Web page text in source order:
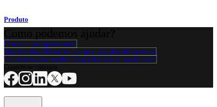
Produto
Contacte um representante
Veja eventos, laboratórios e oportunidades educacionais
Inscreva-se para receber: O que há de novo na Arthrex?